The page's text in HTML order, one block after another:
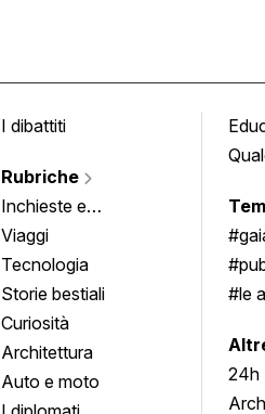
I dibattiti
Rubriche
Inchieste e
approfondimenti
Viaggi
Tecnologia
Storie bestiali
Curiosità
Architettura
Auto e moto
#le
24h